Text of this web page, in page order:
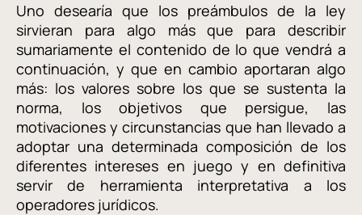
Uno desearía que los preámbulos de la ley
sirvieran para algo más que para describir
sumariamente el contenido de lo que vendrá a
continuación, y que en cambio aportaran algo
más: los valores sobre los que se sustenta la
norma, los objetivos que persigue, las
motivaciones y circunstancias que han llevado a
adoptar una determinada composición de los
diferentes intereses en juego y en definitiva
servir de herramienta interpretativa a los
operadores jurídicos.